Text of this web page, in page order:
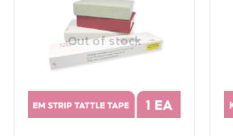
Out of stock